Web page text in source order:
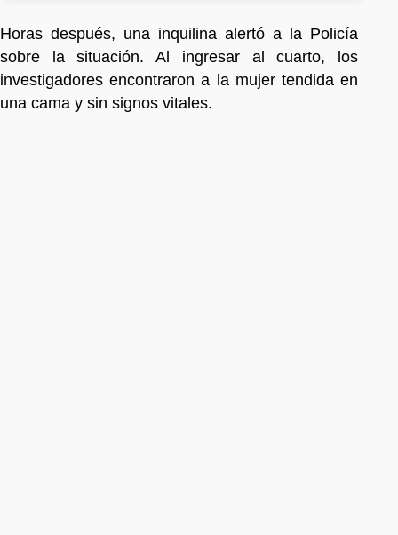
Horas después, una inquilina alertó a la Policía
sobre la situación. Al ingresar al cuarto, los
investigadores encontraron a la mujer tendida en
una cama y sin signos vitales.